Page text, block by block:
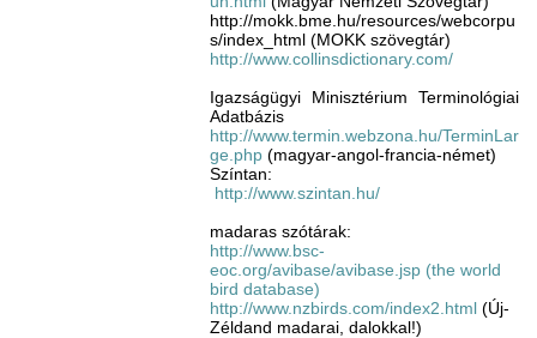
http://mokk.bme.hu/resources/webcorpu
s/index_html (MOKK szövegtár)
http://www.collinsdictionary.com/
Igazságügyi Minisztérium Terminológiai
Adatbázis
http://www.termin.webzona.hu/TerminLar
ge.php (magyar-angol-francia-német)
Színtan:
http://www.szintan.hu/
madaras szótárak:
http://www.bsc-
eoc.org/avibase/avibase.jsp (the world
bird database)
http://www.nzbirds.com/index2.html (Új-
Zéldand madarai, dalokkal!)